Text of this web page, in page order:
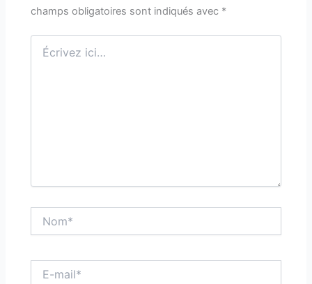
champs obligatoires sont indiqués avec *
Écrivez
ici…
mail*